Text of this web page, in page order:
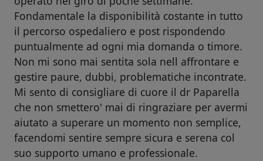
Fondamentale la disponibilità costante in tutto
il percorso ospedaliero e post rispondendo
puntualmente ad ogni mia domanda o timore.
Non mi sono mai sentita sola nell affrontare e
gestire paure, dubbi, problematiche incontrate.
Mi sento di consigliare di cuore il dr Paparella
che non smettero' mai di ringraziare per avermi
aiutato a superare un momento non semplice,
facendomi sentire sempre sicura e serena col
suo supporto umano e professionale.